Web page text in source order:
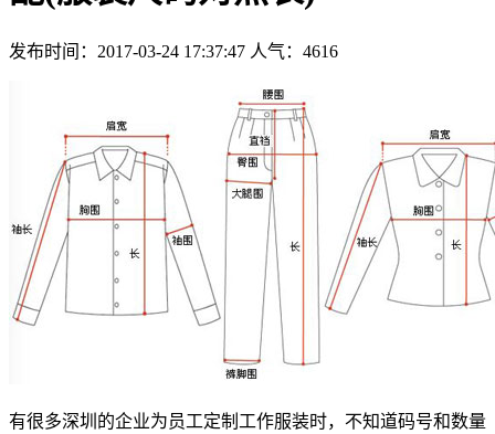
发布时间：2017-03-24 17:37:47 人气： 4616
有很多深圳的企业为员工定制工作服装时，不知道码号和数量